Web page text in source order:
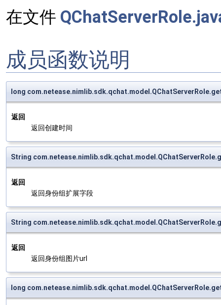
在文件
成员函数说明
long
返回
返回创建时间
String
返回
返回身份组扩展字段
String
返回
返回身份组图片url
long